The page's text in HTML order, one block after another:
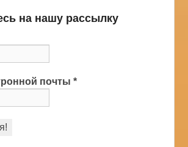
на нашу рассылку
почты*